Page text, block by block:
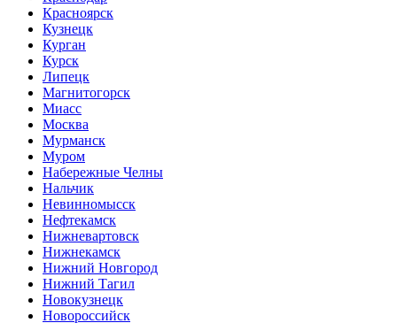
Красноярск
Кузнецк
Курган
Курск
Липецк
Магнитогорск
Миасс
Москва
Мурманск
Муром
Набережные Челны
Нальчик
Невинномысск
Нефтекамск
Нижневартовск
Нижнекамск
Нижний Новгород
Нижний Тагил
Новокузнецк
Новороссийск